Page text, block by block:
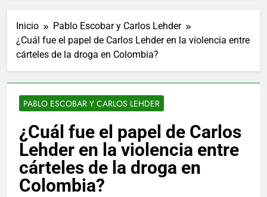
Inicio
Pablo Escobar y Carlos Lehder
¿Cuál fue el papel de Carlos Lehder en la violencia entre
cárteles de la droga en Colombia?
PABLO ESCOBAR Y CARLOS LEHDER
¿Cuál fue el papel de Carlos
Lehder en la violencia entre
cárteles de la droga en
Colombia?